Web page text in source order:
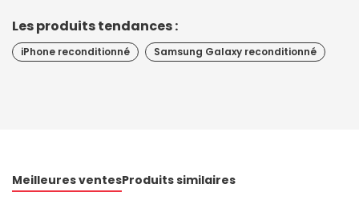
Les produits tendances :
iPhone reconditionné Samsung Galaxy reconditionné
Meilleures ventesProduits similaires